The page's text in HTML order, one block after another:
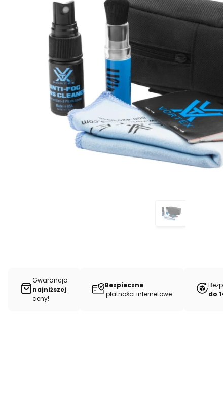
Gwarancja
najniższej
ceny!
Bezpieczne
płatności internetowe
do